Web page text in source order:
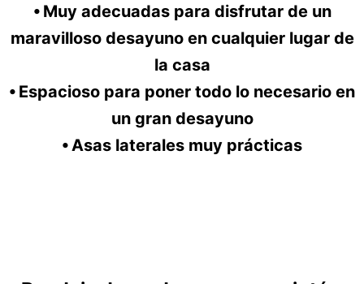
⦁ Muy adecuadas para disfrutar de un
maravilloso desayuno en cualquier lugar de
la casa
⦁ Espacioso para poner todo lo necesario en
un gran desayuno
⦁ Asas laterales muy prácticas